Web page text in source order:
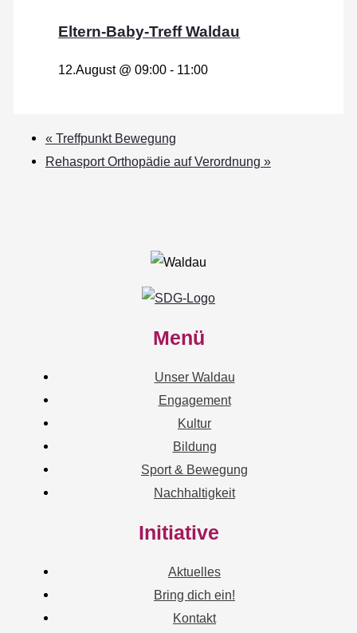
Eltern-Baby-Treff Waldau
12.August @ 09:00 - 11:00
« Treffpunkt Bewegung
Rehasport Orthopädie auf Verordnung »
Menü
Unser Waldau
Engagement
Kultur
Bildung
Sport & Bewegung
Nachhaltigkeit
Initiative
Aktuelles
Bring dich ein!
Kontakt